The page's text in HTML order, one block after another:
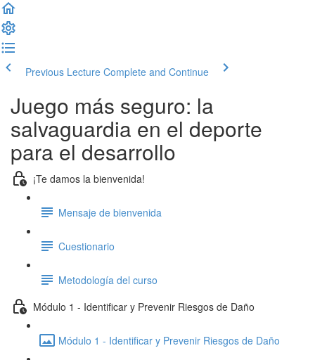
Previous Lecture Complete and Continue
Juego más seguro: la
salvaguardia en el deporte
para el desarrollo
¡Te damos la bienvenida!
Mensaje de bienvenida
Cuestionario
Metodología del curso
Módulo 1 - Identificar y Prevenir Riesgos de Daño
Módulo 1 - Identificar y Prevenir Riesgos de Daño